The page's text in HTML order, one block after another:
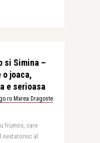
si Simina –
o joaca,
e serioasa
Marea Dragoste
frumos, care
nestatornic al